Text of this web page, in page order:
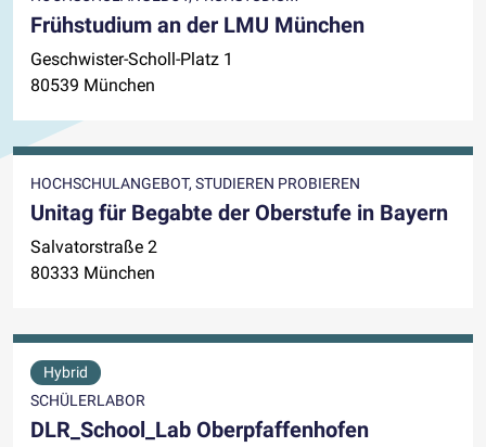
Frühstudium an der LMU München
Geschwister-Scholl-Platz 1
80539 München
HOCHSCHULANGEBOT, STUDIEREN PROBIEREN
Unitag für Begabte der Oberstufe in Bayern
Salvatorstraße 2
80333 München
Hybrid
SCHÜLERLABOR
DLR_School_Lab Oberpfaffenhofen